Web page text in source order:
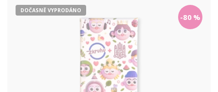
-80 %
DOČASNĚ VYPRODÁNO